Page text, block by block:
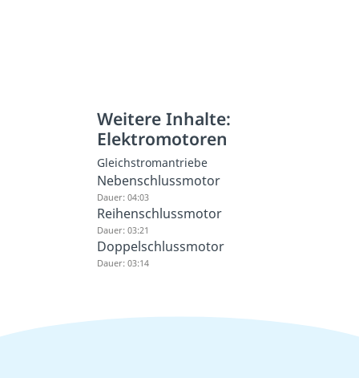
Weitere Inhalte:
Elektromotoren
Gleichstromantriebe
Nebenschlussmotor
Dauer: 04:03
Reihenschlussmotor
Dauer: 03:21
Doppelschlussmotor
Dauer: 03:14